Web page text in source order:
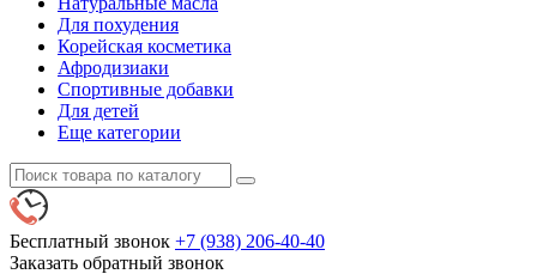
Для похудения
Корейская косметика
Афродизиаки
Спортивные добавки
Для детей
Еще категории
Бесплатный звонок +7 (938) 206-40-40
Заказать обратный звонок